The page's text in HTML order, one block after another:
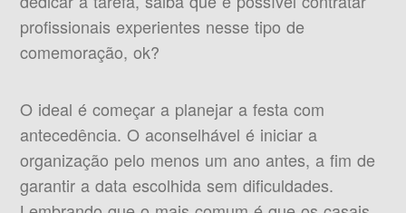
profissionais experientes nesse tipo de
comemoração, ok?
O ideal é começar a planejar a festa com
antecedência. O aconselhável é iniciar a
organização pelo menos um ano antes, a fim de
garantir a data escolhida sem dificuldades.